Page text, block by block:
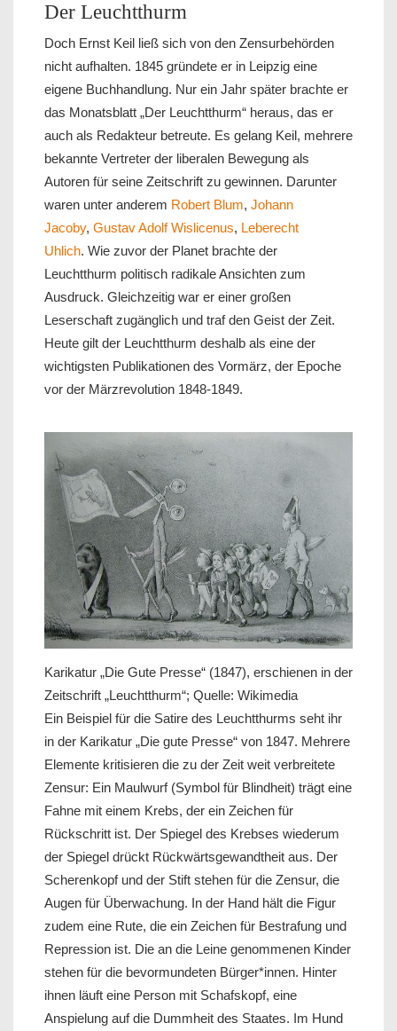
Der Leuchtthurm
Doch Ernst Keil ließ sich von den Zensurbehörden
nicht aufhalten. 1845 gründete er in Leipzig eine
eigene Buchhandlung. Nur ein Jahr später brachte er
das Monatsblatt „Der Leuchtthurm“ heraus, das er
auch als Redakteur betreute. Es gelang Keil, mehrere
bekannte Vertreter der liberalen Bewegung als
Autoren für seine Zeitschrift zu gewinnen. Darunter
waren unter anderem Robert Blum, Johann
Jacoby, Gustav Adolf Wislicenus, Leberecht
Uhlich. Wie zuvor der Planet brachte der
Leuchtthurm politisch radikale Ansichten zum
Ausdruck. Gleichzeitig war er einer großen
Leserschaft zugänglich und traf den Geist der Zeit.
Heute gilt der Leuchtthurm deshalb als eine der
wichtigsten Publikationen des Vormärz, der Epoche
vor der Märzrevolution 1848-1849.
Karikatur „Die Gute Presse“ (1847), erschienen in der
Zeitschrift „Leuchtthurm“; Quelle: Wikimedia
Ein Beispiel für die Satire des Leuchtthurms seht ihr
in der Karikatur „Die gute Presse“ von 1847. Mehrere
Elemente kritisieren die zu der Zeit weit verbreitete
Zensur: Ein Maulwurf (Symbol für Blindheit) trägt eine
Fahne mit einem Krebs, der ein Zeichen für
Rückschritt ist. Der Spiegel des Krebses wiederum
der Spiegel drückt Rückwärtsgewandtheit aus. Der
Scherenkopf und der Stift stehen für die Zensur, die
Augen für Überwachung. In der Hand hält die Figur
zudem eine Rute, die ein Zeichen für Bestrafung und
Repression ist. Die an die Leine genommenen Kinder
stehen für die bevormundeten Bürger*innen. Hinter
ihnen läuft eine Person mit Schafskopf, eine
Anspielung auf die Dummheit des Staates. Im Hund